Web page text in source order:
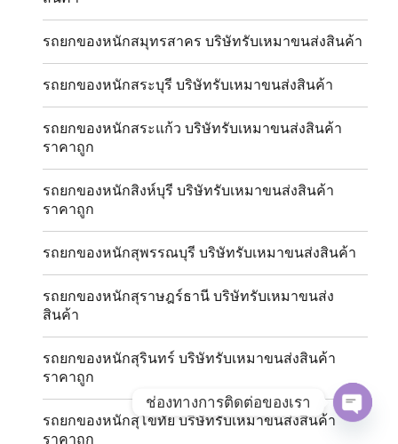
รถยกของหนักสมุทรสาคร บริษัทรับเหมาขนส่งสินค้า
รถยกของหนักสระบุรี บริษัทรับเหมาขนส่งสินค้า
รถยกของหนักสระแก้ว บริษัทรับเหมาขนส่งสินค้า
ราคาถูก
รถยกของหนักสิงห์บุรี บริษัทรับเหมาขนส่งสินค้า
ราคาถูก
รถยกของหนักสุพรรณบุรี บริษัทรับเหมาขนส่งสินค้า
รถยกของหนักสุราษฎร์ธานี บริษัทรับเหมาขนส่ง
สินค้า
รถยกของหนักสุรินทร์ บริษัทรับเหมาขนส่งสินค้า
ราคาถูก
รถยกของหนักสุโขทัย บริษัทรับเหมาขนส่งสินค้า
ราคาถูก
ช่องทางการติดต่อของเรา
OPEN